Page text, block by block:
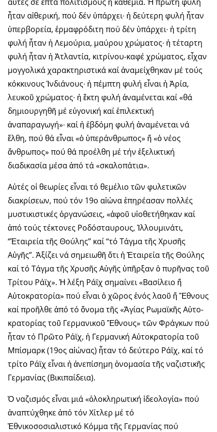
ἦταν αἰθερική, πού δέν ὑπάρχει∙ ἡ δεύτερη φυλή ἦταν
ὑπερ­βορεία, ἐρμαφρόδιτη πού δέν ὑπάρχει∙ ἡ τρίτη
φυλή ἦταν ἡ Λεμούρια, μαύρου χρώματος∙ ἡ τέταρτη
φυλή ἦταν ἡ Ἀτλαντία, κιτρίνου-καφέ χρώματος, εἶχαν
μογγολικά χαρακτηριστικά καί ἀναμείχθηκαν μέ τούς
κόκκινους Ἰνδιάνους∙ ἡ πέμπτη φυλή εἶναι ἡ Ἀρία,
λευκοῦ χρώματος∙ ἡ ἕκτη φυλή ἀναμένεται καί «θά
δημιουργηθῆ μέ εὐγονική καί ἐπιλε­κτική
ἀναπαραγωγή»∙ καί ἡ ἑβδόμη φυλή ἀναμένεται νά
ἔλθη, πού θά εἶναι «ὁ ὑπεράνθρωπος» ἤ «ὁ νέος
ἄνθρωπος» πού θά προέλθη μέ τήν ἐξελικτική
διαδικασία μέσα ἀπό τά «σκαλοπάτια».
Αὐτές οἱ θεωρίες εἶναι τό θεμέλιο τῶν φυλετικῶν
διακρίσεων, πού τόν 19ο αἰώνα ἐπηρέασαν πολλές
μυστικιστικές ὀργανώσεις, «ἀφοῦ υἱοθετήθηκαν καί
ἀπό τούς τέκτονες Ροδόσταυρους, Ἰλλουμι­νάτι,
“Ἑταιρεία τῆς Θούλης” καί “τό Τάγμα τῆς Χρυσῆς
Αὐγῆς”. Ἀξίζει νά σημειωθῆ ὅτι ἡ Ἑταιρεία τῆς Θούλης
καί τό Τάγμα τῆς Χρυσῆς Αὐγῆς ὑπῆρξαν ὁ πυρῆνας τοῦ
Τρίτου Ράϊχ». Ἡ λέξη Ράϊχ σημαίνει «Βασίλειο ἤ
Αὐτοκρατορία» πού εἶναι ὁ χῶρος ἑνός λαοῦ ἤ Ἔθνους
καί προῆλθε ἀπό τό ὄνομα τῆς «Ἁγίας Ρωμαϊκῆς Αὐτο­
κρατορίας τοῦ Γερμανικοῦ Ἔθνους» τῶν Φράγκων πού
ἦταν τό Πρῶτο Ράϊχ, ἡ Γερμανική Αὐτοκρατορία τοῦ
Μπίσμαρκ (19ος αἰώνας) ἦταν τό δεύτερο Ράϊχ, καί τό
τρίτο Ράϊχ εἶναι ἡ ἀνεπίσημη ὀνομασία τῆς ναζιστικῆς
Γερμανίας (Βικιπαίδεια).
Ὁ ναζισμός εἶναι μιά «ὁλοκληρωτική ἰδεολογία» πού
ἀναπτύχ­θηκε ἀπό τόν Χίτλερ μέ τό
Ἐθνικοσοσιαλιστικό Κόμμα τῆς Γερμανίας πού